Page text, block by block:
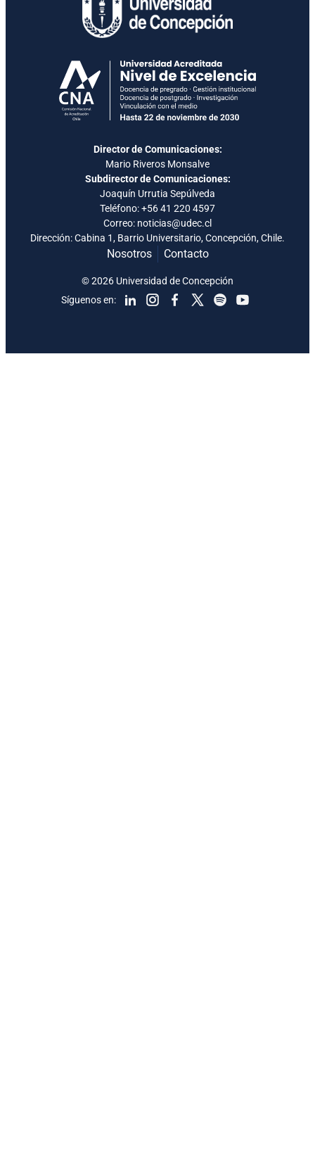
Director de Comunicaciones:
Mario Riveros Monsalve
Subdirector de Comunicaciones:
Joaquín Urrutia Sepúlveda
Teléfono:+56 41 220 4597
Correo: noticias@udec.cl
Dirección: Cabina 1, Barrio Universitario, Concepción, Chile.
Nosotros Contacto
Síguenos en:
© 2026 Universidad de Concepción